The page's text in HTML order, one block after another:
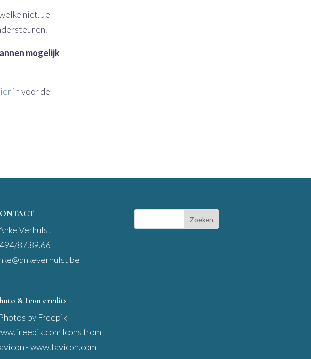
niet. Je
mogelijk
in voor de
Verhulst
87.89.66
& Icon credits
Photos by Freepik -
Icons from
- www.favicon.com